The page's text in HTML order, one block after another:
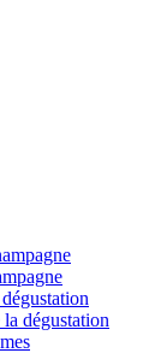
dégustation